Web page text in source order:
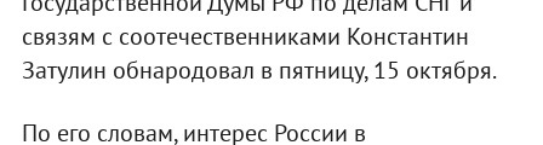
связям с соотечественниками Константин
Затулин обнародовал в пятницу, 15 октября.
По его словам, интерес России в